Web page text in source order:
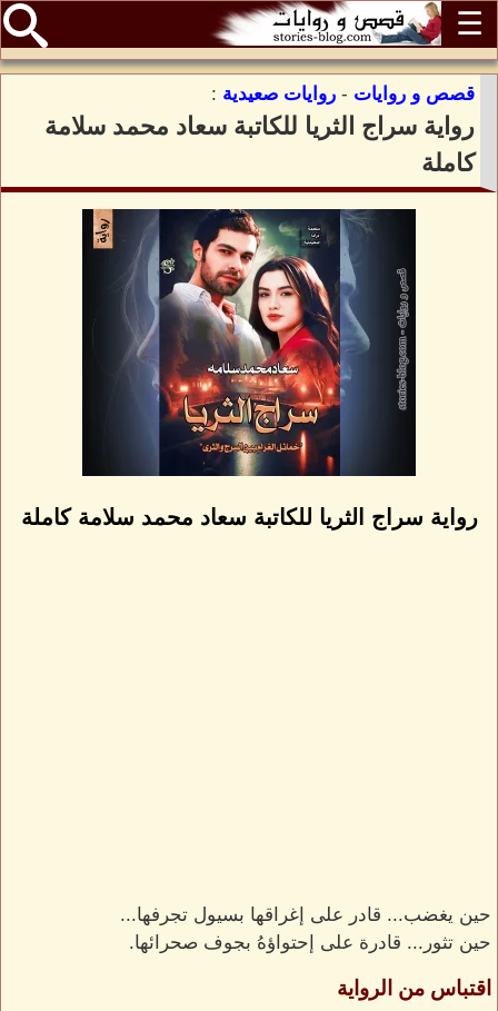
☰
قصص و روايات - روايات صعيدية :
رواية سراج الثريا للكاتبة سعاد محمد سلامة
كاملة
رواية سراج الثريا للكاتبة سعاد محمد سلامة كاملة
حين يغضب... قادر على إغراقها بسيول تجرفها...
حين تثور... قادرة على إحتواؤهُ بجوف صحرائها.
اقتباس من الرواية